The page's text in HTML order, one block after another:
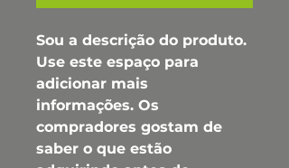
Sou a descrição do produto.
Use este espaço para
adicionar mais
informações. Os
compradores gostam de
saber o que estão